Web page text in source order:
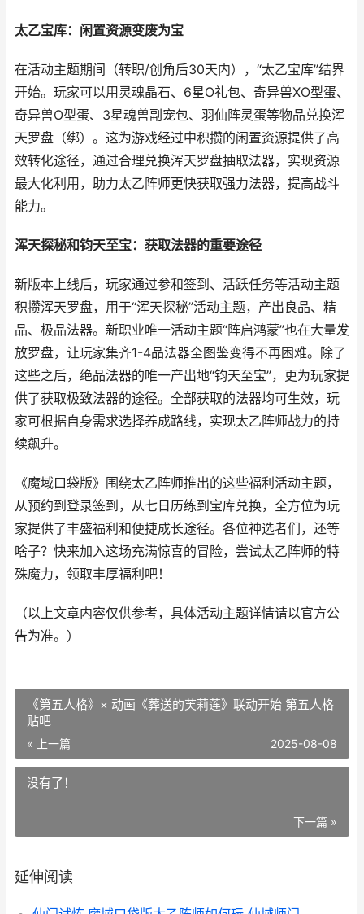
太乙宝库：闲置资源变废为宝
在活动主题期间（转职/创角后30天内），“太乙宝库”结界
开始。玩家可以用灵魂晶石、6星O礼包、奇异兽XO型蛋、
奇异兽O型蛋、3星魂兽副宠包、羽仙阵灵蛋等物品兑换浑
天罗盘（绑）。这为游戏经过中积攒的闲置资源提供了高
效转化途径，通过合理兑换浑天罗盘抽取法器，实现资源
最大化利用，助力太乙阵师更快获取强力法器，提高战斗
能力。
浑天探秘和钧天至宝：获取法器的重要途径
新版本上线后，玩家通过参和签到、活跃任务等活动主题
积攒浑天罗盘，用于“浑天探秘”活动主题，产出良品、精
品、极品法器。新职业唯一活动主题“阵启鸿蒙”也在大量发
放罗盘，让玩家集齐1-4品法器全图鉴变得不再困难。除了
这些之后，绝品法器的唯一产出地“钧天至宝”，更为玩家提
供了获取极致法器的途径。全部获取的法器均可生效，玩
家可根据自身需求选择养成路线，实现太乙阵师战力的持
续飙升。
《魔域口袋版》围绕太乙阵师推出的这些福利活动主题，
从预约到登录签到，从七日历练到宝库兑换，全方位为玩
家提供了丰盛福利和便捷成长途径。各位神选者们，还等
啥子？快来加入这场充满惊喜的冒险，尝试太乙阵师的特
殊魔力，领取丰厚福利吧！
（以上文章内容仅供参考，具体活动主题详情请以官方公
告为准。）
《第五人格》× 动画《葬送的芙莉莲》联动开始 第五人格
贴吧
« 上一篇 2025-08-08
没有了！
下一篇 »
延伸阅读